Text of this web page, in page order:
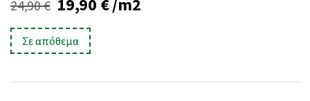
24,90€
price
was:
24,90 €.
19,90 €
είναι:
/m2
Σε απόθεμα